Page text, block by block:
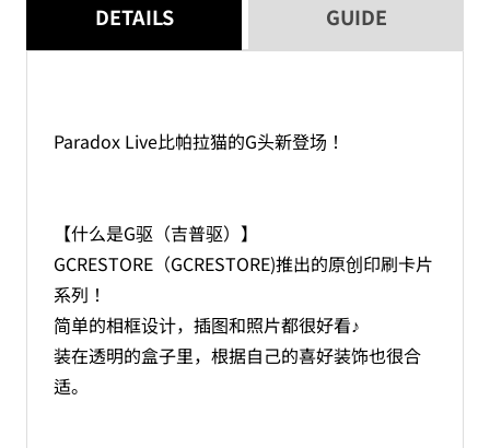
DETAILS GUIDE
Paradox Live比帕拉猫的G头新登场！
【什么是G驱（吉普驱）】
GCRESTORE（GCRESTORE)推出的原创印刷卡片
系列！
简单的相框设计，插图和照片都很好看♪
装在透明的盒子里，根据自己的喜好装饰也很合
适。